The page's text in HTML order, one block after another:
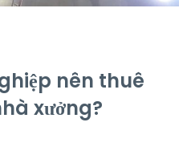
nên thuê
xưởng?